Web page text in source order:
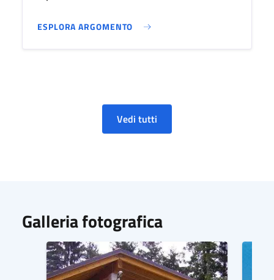
ESPLORA ARGOMENTO
Vedi tutti
Galleria fotografica